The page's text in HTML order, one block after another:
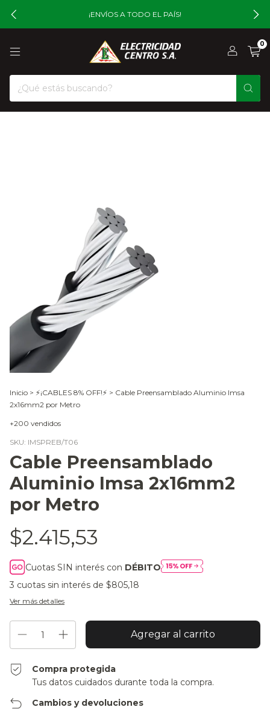
¡ENVÍOS A TODO EL PAÍS!
0
Inicio > ⚡¡CABLES 8% OFF!⚡ > Cable Preensamblado Aluminio Imsa
2x16mm2 por Metro
+200 vendidos
SKU: IMSPREB/T06
Cable Preensamblado
Aluminio Imsa 2x16mm2
por Metro
$2.415,53
Cuotas SIN interés con DÉBITO
3 cuotas sin interés de $805,18
Ver más detalles
Compra protegida
Tus datos cuidados durante toda la compra.
Cambios y devoluciones